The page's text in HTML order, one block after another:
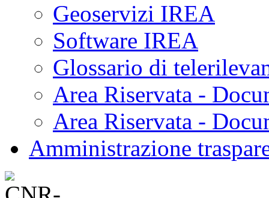
Geoservizi IREA
Software IREA
Glossario di
Area Riservata -
Area Riservata -
Amministrazione